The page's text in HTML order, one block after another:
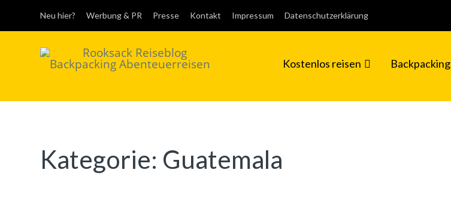
Neu hier? Werbung & PR Presse Kontakt Impressum Datenschutzerklärung
Reiseblog für
Kostenlos reisen Backpacking
Kategorie: Guatemala